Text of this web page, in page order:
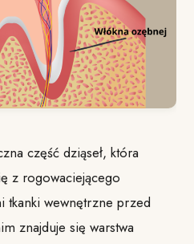
część dziąseł, która
z rogowaciejącego
tkanki wewnętrzne przed
znajduje się warstwa